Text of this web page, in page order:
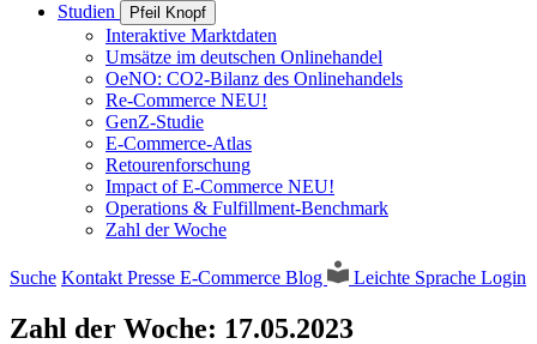
Studien
Pfeil Knopf
Interaktive Marktdaten
Umsätze im deutschen Onlinehandel
OeNO: CO2-Bilanz des Onlinehandels
Re-Commerce NEU!
GenZ-Studie
E-Commerce-Atlas
Retourenforschung
Impact of E-Commerce NEU!
Operations & Fulfillment-Benchmark
Zahl der Woche
Suche Kontakt Presse E-Commerce Blog Leichte Sprache Login
Zahl der Woche: 17.05.2023